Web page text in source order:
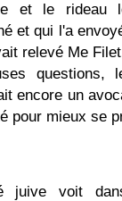
et le rideau
et qui l'a
relevé Me
questions,
encore un
pour mieux se
juive voit